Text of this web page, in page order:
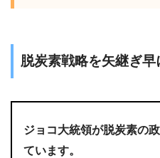
脱炭素戦略を矢継ぎ早
ジョコ大統領が脱炭素の
ています。